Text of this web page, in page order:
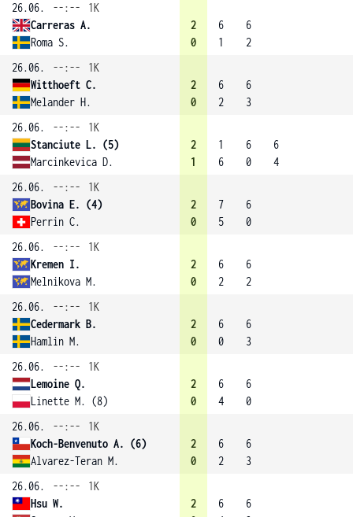
26.06.
--:--
1K
Carreras A.
Roma S.
2
0
6
1
6
2
26.06.
--:--
1K
Witthoeft C.
Melander H.
2
0
6
2
6
3
26.06.
--:--
1K
Stanciute L. (5)
Marcinkevica D.
2
1
1
6
6
0
6
4
26.06.
--:--
1K
Bovina E. (4)
Perrin C.
2
0
7
5
6
0
26.06.
--:--
1K
Kremen I.
Melnikova M.
2
0
6
2
6
2
26.06.
--:--
1K
Cedermark B.
Hamlin M.
2
0
6
0
6
3
26.06.
--:--
1K
Lemoine Q.
Linette M. (8)
2
0
6
4
6
0
26.06.
--:--
1K
Koch-Benvenuto A. (6)
Alvarez-Teran M.
2
0
6
2
6
3
26.06.
--:--
1K
Hsu W.
2
6
6